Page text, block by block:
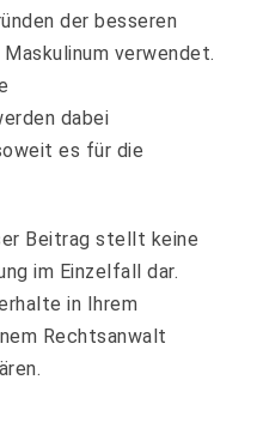
der besseren
verwendet.
dabei
es für die
Beitrag stellt keine
im Einzelfall dar.
in Ihrem
Rechtsanwalt